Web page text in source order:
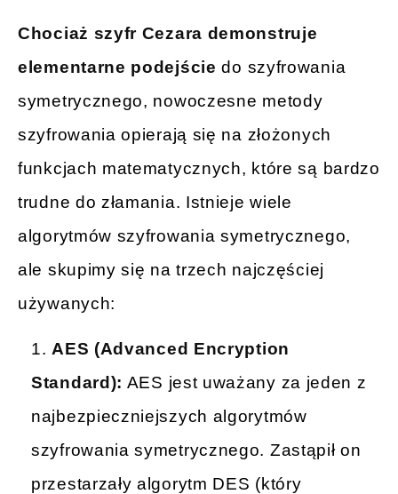
Chociaż szyfr Cezara demonstruje
elementarne podejściedo szyfrowania
symetrycznego, nowoczesne metody
szyfrowania opierają się na złożonych
funkcjach matematycznych, które są bardzo
trudne do złamania. Istnieje wiele
algorytmów szyfrowania symetrycznego,
ale skupimy się na trzech najczęściej
używanych:
AES (Advanced Encryption
Standard): AES jest uważany za jeden z
najbezpieczniejszych algorytmów
szyfrowania symetrycznego. Zastąpił on
przestarzały algorytm DES (który